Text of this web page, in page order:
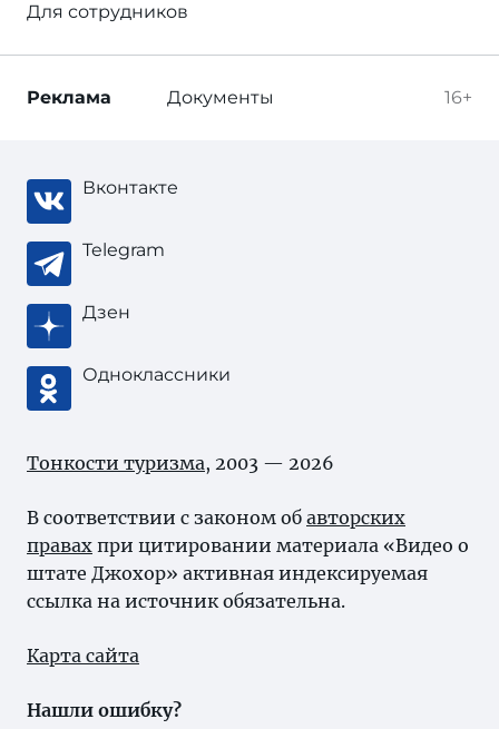
Для сотрудников
16+
Реклама Документы
Вконтакте
Telegram
Дзен
Одноклассники
Тонкости туризма, 2003 — 2026
В соответствии с законом об авторских
правах при цитировании материала «Видео о
штате Джохор» активная индексируемая
ссылка на источник обязательна.
Карта сайта
Нашли ошибку?